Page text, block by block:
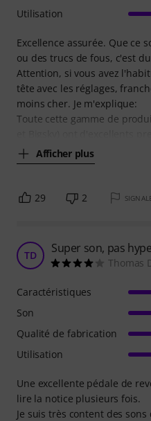
Excellence assurée. Que ce
ou des trucs de fous, c'est
Attention, si vous avez
tête avec les réglages,
moins cher. Je m'explique:
Toute cette gamme de
Afficher plus
Utilisation
29 2
TD Super son, pas
Thomas
Une excellente pédale de
lire la notice plusieurs fois.
Je suis très content des
Caractéristiques
Son
Qualité de fabrication
Utilisation